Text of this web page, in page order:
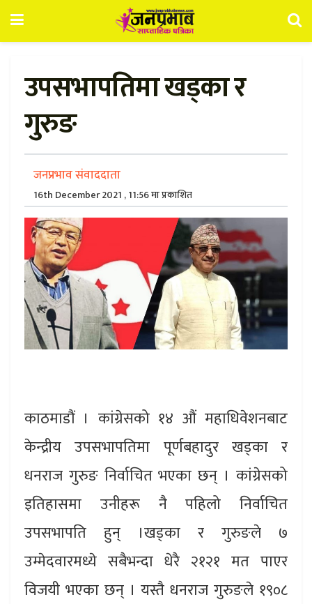
उपसभापतिमा खड्का र
गुरुङ
जनप्रभाव संवाददाता
16th December 2021 , 11:56 मा प्रकाशित
काठमाडौं । कांग्रेसको १४ औं महाधिवेशनबाट
केन्द्रीय उपसभापतिमा पूर्णबहादुर खड्का र
धनराज गुरुङ निर्वाचित भएका छन् । कांग्रेसको
इतिहासमा उनीहरू नै पहिलो निर्वाचित
उपसभापति हुन् ।खड्का र गुरुङले ७
उम्मेदवारमध्ये सबैभन्दा धेरै २१२१ मत पाएर
विजयी भएका छन् । यस्तै धनराज गुरुङले १९०८